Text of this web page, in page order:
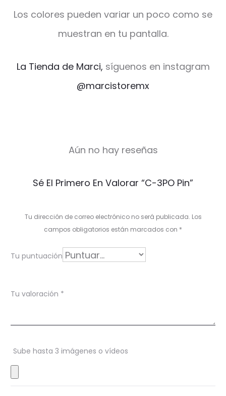
Los colores pueden variar un poco como se
muestran en tu pantalla.
La Tienda de Marci, síguenos en instagram
@marcistoremx
r
i
o
e
s
Aún no hay reseñas
Sé El Primero En Valorar “C-3PO Pin”
Tu dirección de correo electrónico no será publicada. Los
campos obligatorios están marcados con *
Tu puntuación
Tu valoración *
Sube hasta 3 imágenes o vídeos